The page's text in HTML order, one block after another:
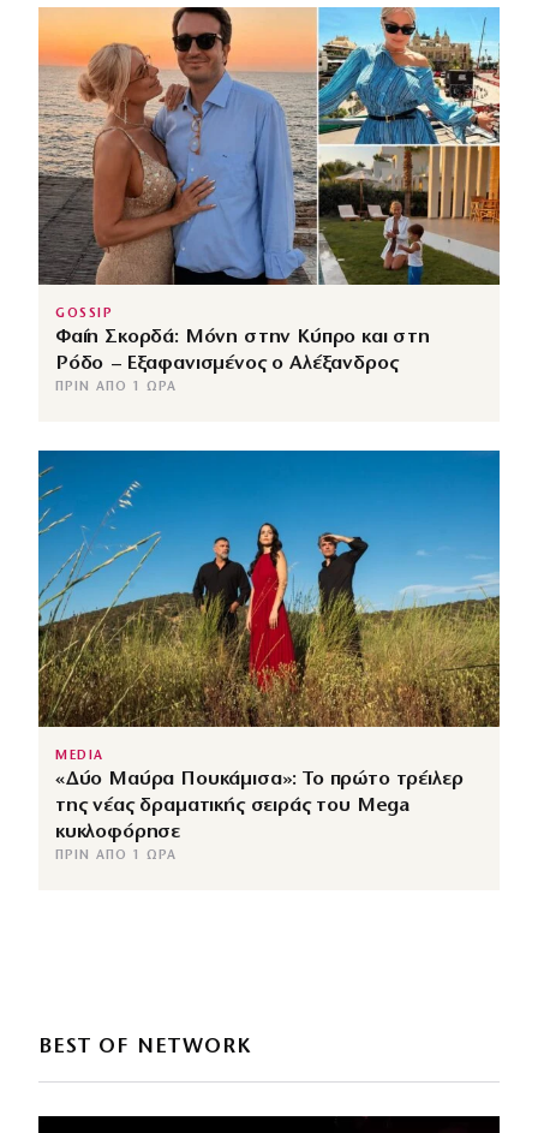
GOSSIP
Φαίη Σκορδά: Μόνη στην Κύπρο και στη
Ρόδο – Εξαφανισμένος ο Αλέξανδρος
ΠΡΙΝ ΑΠΌ 1 ΏΡΑ
MEDIA
«Δύο Μαύρα Πουκάμισα»: Το πρώτο τρέιλερ
της νέας δραματικής σειράς του Mega
κυκλοφόρησε
ΠΡΙΝ ΑΠΌ 1 ΏΡΑ
BEST OF NETWORK